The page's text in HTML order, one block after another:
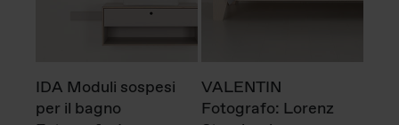
IDA Moduli sospesi
per il bagno
VALENTIN
Fotografo: Lorenz